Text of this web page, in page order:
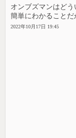
オンブズマンはど
簡単にわかること
2022年10月17日 19:45